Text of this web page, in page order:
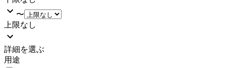
〜
上限なし
詳細を選ぶ
用途